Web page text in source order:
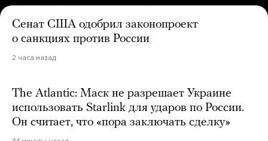
Сенат США одобрил законопроект
о санкциях против России
2 часа назад
The Atlantic: Маск не разрешает Украине
использовать Starlink для ударов по России.
Он считает, что «пора заключать сделку»